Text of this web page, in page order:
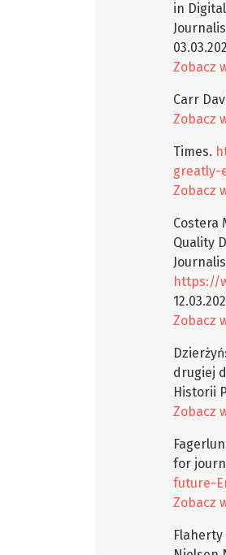
in
Zobacz
Carr
Zobacz
Times.
greatly-
Zobacz
Costera
Quality
https://
Zobacz
drugiej
Historii
Zobacz
for
future-
Zobacz